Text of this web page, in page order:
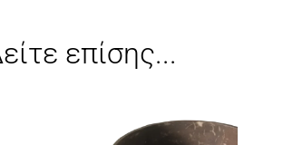
επίσης...